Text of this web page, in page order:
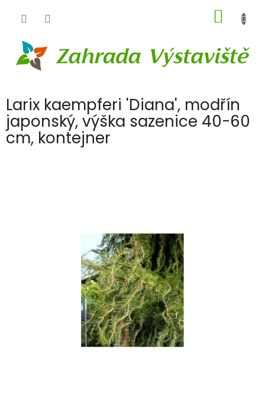
KOŠÍK
Larix kaempferi 'Diana', modřín
japonský, výška sazenice 40-60
cm, kontejner